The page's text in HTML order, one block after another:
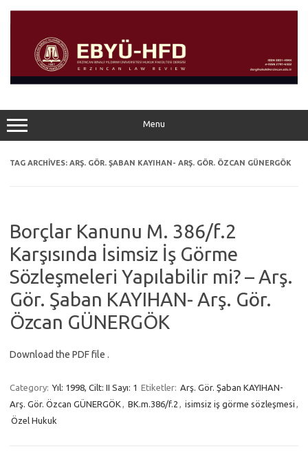
content
Menu
TAG ARCHIVES: ARŞ. GÖR. ŞABAN KAYIHAN- ARŞ. GÖR. ÖZCAN GÜNERGÖK
Borçlar Kanunu M. 386/f.2
Karşısında İsimsiz İş Görme
Sözleşmeleri Yapılabilir mi? – Arş.
Gör. Şaban KAYIHAN- Arş. Gör.
Özcan GÜNERGÖK
Download the PDF file .
Category: Yıl: 1998, Cilt: II Sayı: 1 Etiketler: Arş. Gör. Şaban KAYIHAN-
Arş. Gör. Özcan GÜNERGÖK
BK.m.386/f.2 isimsiz iş görme sözleşmesi
Özel Hukuk